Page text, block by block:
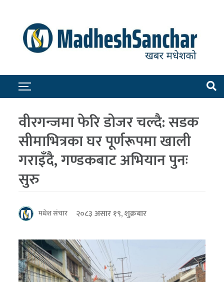
वीरगन्जमा फेरि डोजर चल्दै: सडक
सीमाभित्रका घर पूर्णरूपमा खाली
गराइँदै, गण्डकबाट अभियान पुनः
सुरु
मधेश संचार २०८३ असार १९, शुक्रबार